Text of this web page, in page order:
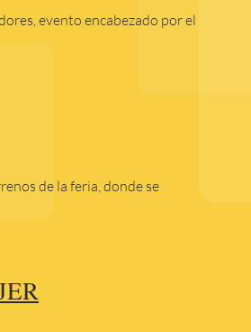
evento encabezado por el
de la feria, donde se